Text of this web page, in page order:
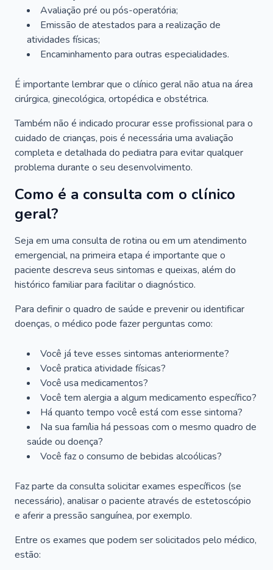
Avaliação pré ou pós-operatória;
Emissão de atestados para a realização de
atividades físicas;
Encaminhamento para outras especialidades.
É importante lembrar que o clínico geral não atua na área
cirúrgica, ginecológica, ortopédica e obstétrica.
Também não é indicado procurar esse profissional para o
cuidado de crianças, pois é necessária uma avaliação
completa e detalhada do pediatra para evitar qualquer
problema durante o seu desenvolvimento.
Como é a consulta com o clínico
geral?
Seja em uma consulta de rotina ou em um atendimento
emergencial, na primeira etapa é importante que o
paciente descreva seus sintomas e queixas, além do
histórico familiar para facilitar o diagnóstico.
Para definir o quadro de saúde e prevenir ou identificar
doenças, o médico pode fazer perguntas como:
Você já teve esses sintomas anteriormente?
Você pratica atividade físicas?
Você usa medicamentos?
Você tem alergia a algum medicamento específico?
Há quanto tempo você está com esse sintoma?
Na sua família há pessoas com o mesmo quadro de
saúde ou doença?
Você faz o consumo de bebidas alcoólicas?
Faz parte da consulta solicitar exames específicos (se
necessário), analisar o paciente através de estetoscópio
e aferir a pressão sanguínea, por exemplo.
Entre os exames que podem ser solicitados pelo médico,
estão: